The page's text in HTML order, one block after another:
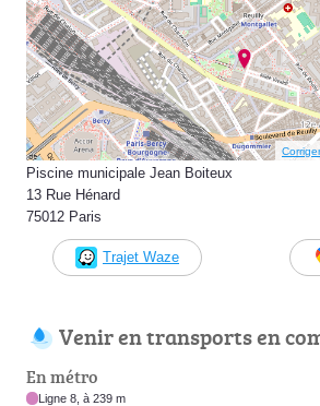
Piscine municipale Jean Boiteux
13 Rue Hénard
75012 Paris
Trajet Waze
Venir en transports en
En métro
Ligne 8, à 239 m